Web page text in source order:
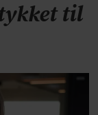
til